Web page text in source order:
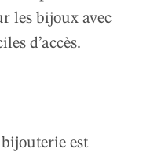
les bijoux avec
d’accès.
est